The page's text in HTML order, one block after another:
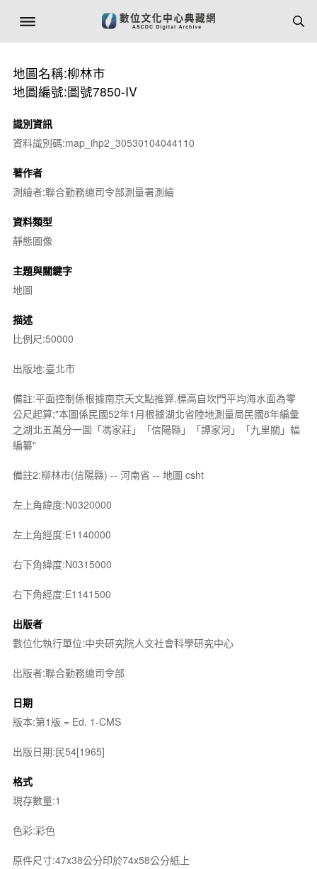
地圖名稱:柳林市
地圖編號:圖號7850-IV
識別資訊
資料識別碼:map_ihp2_30530104044110
著作者
測繪者:聯合勤務總司令部測量署測繪
資料類型
靜態圖像
主題與關鍵字
地圖
描述
比例尺:50000
出版地:臺北市
備註:平面控制係根據南京天文點推算,標高自坎門平均海水面為零
公尺起算;"本圖係民國52年1月根據湖北省陸地測量局民國8年編彙
之湖北五萬分一圖「馮家莊」「信陽縣」「譚家河」「九里關」幅
編纂"
備註2:柳林市(信陽縣) -- 河南省 -- 地圖 csht
左上角緯度:N0320000
左上角經度:E1140000
右下角緯度:N0315000
右下角經度:E1141500
出版者
數位化執行單位:中央研究院人文社會科學研究中心
出版者:聯合勤務總司令部
日期
版本:第1版 = Ed. 1-CMS
出版日期:民54[1965]
格式
現存數量:1
色彩:彩色
原件尺寸:47x38公分印於74x58公分紙上